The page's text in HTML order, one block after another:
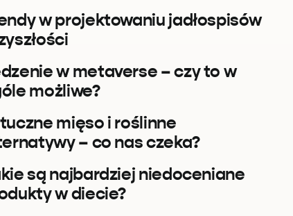
w projektowaniu jadłospisów
w metaverse – czy to w
możliwe?
mięso i roślinne
– co nas czeka?
są najbardziej niedoceniane
w diecie?